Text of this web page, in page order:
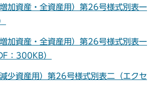
加資産・全資産用）第26号様式別表一
加資産・全資産用）第26号様式別表一
：300KB）
少資産用）第26号様式別表二（エクセ